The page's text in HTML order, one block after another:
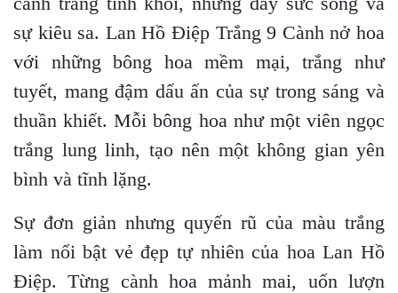
sự kiêu sa. Lan Hồ Điệp Trắng 9 Cành nở hoa
với những bông hoa mềm mại, trắng như
tuyết, mang đậm dấu ấn của sự trong sáng và
thuần khiết. Mỗi bông hoa như một viên ngọc
trắng lung linh, tạo nên một không gian yên
bình và tĩnh lặng.
Sự đơn giản nhưng quyến rũ của màu trắng
làm nổi bật vẻ đẹp tự nhiên của hoa Lan Hồ
Điệp. Từng cành hoa mảnh mai, uốn lượn